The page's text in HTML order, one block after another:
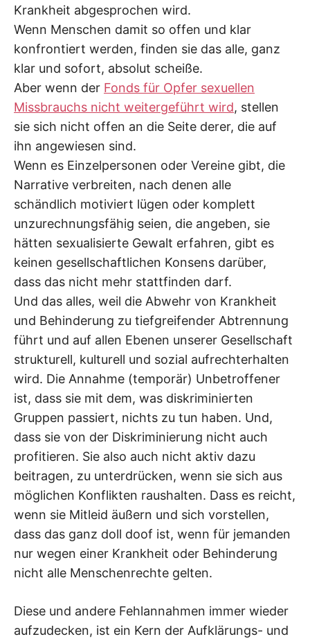
Krankheit abgesprochen wird.
Wenn Menschen damit so offen und klar
konfrontiert werden, finden sie das alle, ganz
klar und sofort, absolut scheiße.
Aber wenn der Fonds für Opfer sexuellen
Missbrauchs nicht weitergeführt wird, stellen
sie sich nicht offen an die Seite derer, die auf
ihn angewiesen sind.
Wenn es Einzelpersonen oder Vereine gibt, die
Narrative verbreiten, nach denen alle
schändlich motiviert lügen oder komplett
unzurechnungsfähig seien, die angeben, sie
hätten sexualisierte Gewalt erfahren, gibt es
keinen gesellschaftlichen Konsens darüber,
dass das nicht mehr stattfinden darf.
Und das alles, weil die Abwehr von Krankheit
und Behinderung zu tiefgreifender Abtrennung
führt und auf allen Ebenen unserer Gesellschaft
strukturell, kulturell und sozial aufrechterhalten
wird. Die Annahme (temporär) Unbetroffener
ist, dass sie mit dem, was diskriminierten
Gruppen passiert, nichts zu tun haben. Und,
dass sie von der Diskriminierung nicht auch
profitieren. Sie also auch nicht aktiv dazu
beitragen, zu unterdrücken, wenn sie sich aus
möglichen Konflikten raushalten. Dass es reicht,
wenn sie Mitleid äußern und sich vorstellen,
dass das ganz doll doof ist, wenn für jemanden
nur wegen einer Krankheit oder Behinderung
nicht alle Menschenrechte gelten.
Diese und andere Fehlannahmen immer wieder
aufzudecken, ist ein Kern der Aufklärungs- und